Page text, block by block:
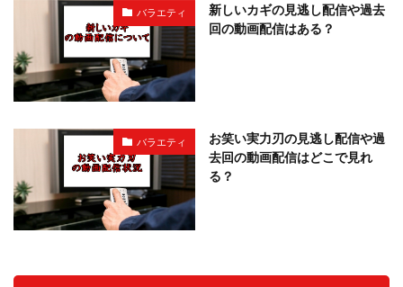
バラエティ
新しいカギの見逃し配信や過去
回の動画配信はある？
バラエティ
お笑い実力刃の見逃し配信や過
去回の動画配信はどこで見れ
る？